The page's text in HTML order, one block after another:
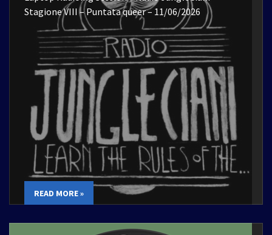
Stagione VIII – Puntata queer – 11/06/2026
READ MORE »